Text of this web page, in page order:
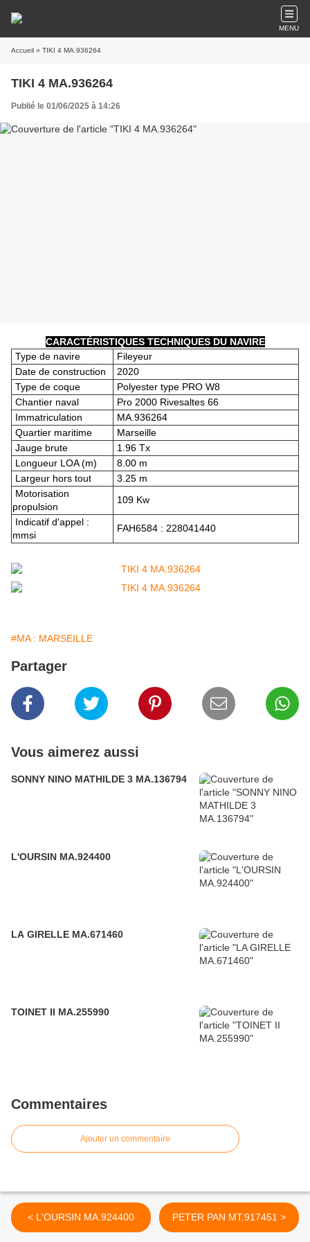
MENU
Accueil » TIKI 4 MA.936264
TIKI 4 MA.936264
Publié le 01/06/2025 à 14:26
CARACTÉRISTIQUES TECHNIQUES DU NAVIRE
Type de navire
Fileyeur
Date de construction
2020
Type de coque
Polyester type PRO W8
Chantier naval
Pro 2000 Rivesaltes 66
Immatriculation
MA.936264
Quartier maritime
Marseille
Jauge brute
1.96 Tx
Longueur LOA (m)
8.00 m
Largeur hors tout
3.25 m
Motorisation
propulsion
109 Kw
Indicatif d'appel :
mmsi
FAH6584 : 228041440
#MA : MARSEILLE
Partager
Vous aimerez aussi
SONNY NINO MATHILDE 3 MA.136794
L'OURSIN MA.924400
LA GIRELLE MA.671460
TOINET II MA.255990
Commentaires
Ajouter un commentaire
< L'OURSIN MA.924400 PETER PAN MT.917451 >